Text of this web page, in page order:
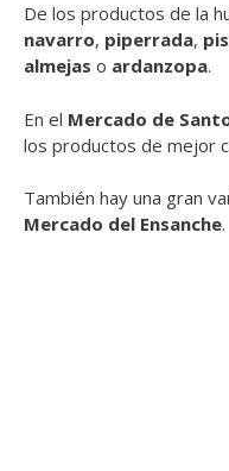
De los productos de la
navarro, piperrada,
almejas o ardanzopa.
En el Mercado de
los productos de mejor
También hay una gran
Mercado del Ensanche.